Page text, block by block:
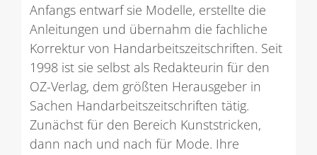
Anfangs entwarf sie Modelle, erstellte die
Anleitungen und übernahm die fachliche
Korrektur von Handarbeitszeitschriften. Seit
1998 ist sie selbst als Redakteurin für den
OZ-Verlag, dem größten Herausgeber in
Sachen Handarbeitszeitschriften tätig.
Zunächst für den Bereich Kunststricken,
dann nach und nach für Mode. Ihre